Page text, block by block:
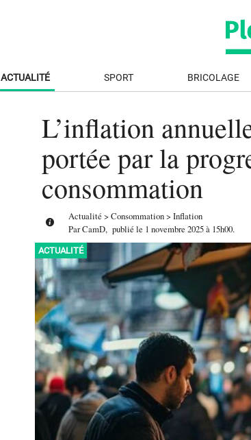
ACTUALITÉ SPORT BRICOLAGE
L’inflation
portée par la
consommation
Actualité > Consommation> Inflation
ParCamD, publié le 1 novembre 2025à 15h00.
ACTUALITÉ